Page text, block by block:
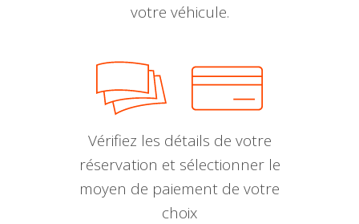
votre véhicule.
Vérifiez les détails de votre
réservation et sélectionner le
moyen de paiement de votre
choix